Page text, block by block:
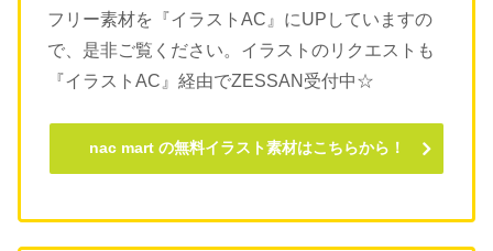
フリー素材を『イラストAC』にUPしていますの
で、是非ご覧ください。イラストのリクエストも
『イラストAC』経由でZESSAN受付中☆
nac mart の無料イラスト素材はこちらから！